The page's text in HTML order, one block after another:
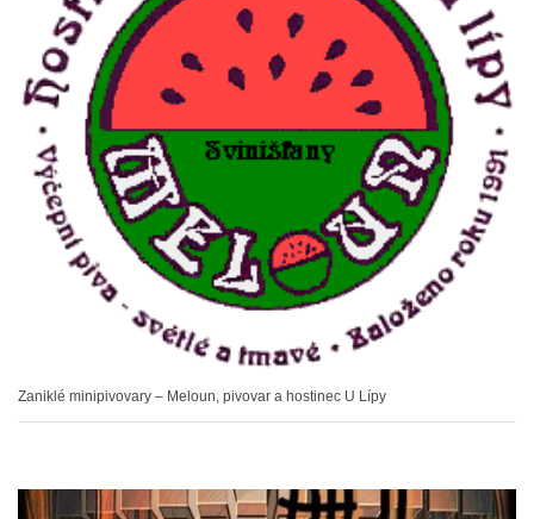
Zaniklé minipivovary – Meloun, pivovar a hostinec U Lípy